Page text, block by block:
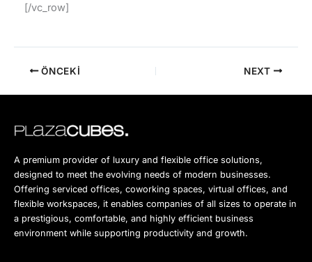
[/vc_row]
ÖNCEKI NEXT
A premium provider of luxury and flexible office solutions,
designed to meet the evolving needs of modern businesses.
Offering serviced offices, coworking spaces, virtual offices, and
flexible workspaces, it enables companies of all sizes to operate in
a prestigious, comfortable, and highly efficient business
environment while supporting productivity and growth.